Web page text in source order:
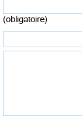
(obligatoire)